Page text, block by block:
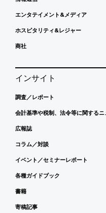
エンタテイメント&メディア
ホスピタリティ&レジャー
商社
インサイト
調査／レポート
会計基準や税制、法令等に関するニ
広報誌
コラム／対談
イベント／セミナーレポート
各種ガイドブック
書籍
寄稿記事